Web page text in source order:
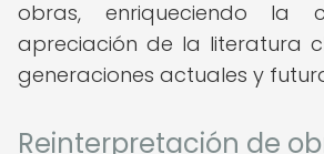
obras, enriqueciendo la
apreciación de la literatura
generaciones actuales y
Reinterpretación de